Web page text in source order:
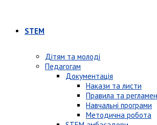
STEM
Дітям та молоді
Педагогам
Документація
Накази та листи
Правила та
Навчальні програми
Методична робота